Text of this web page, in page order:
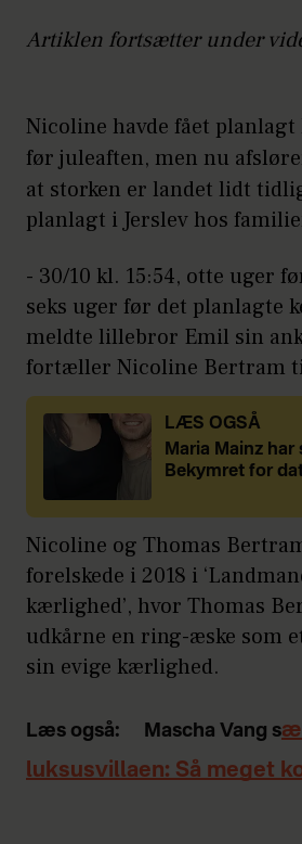
Artiklen fortsætter under
Nicoline havde fået
før juleaften, men nu
at storken er landet lidt
planlagt i Jerslev hos
- 30/10 kl. 15:54, otte uger
seks uger før det planlagte
meldte lillebror Emil sin
fortæller Nicoline Bertram
LÆS OGSÅ
Maria Mainz
Bekymret for
Nicoline og Thomas
forelskede i 2018 i
kærlighed’, hvor Thomas
udkårne en ring-æske som
sin evige kærlighed.
Læs også: Mascha Vang s
luksusvillaen: Så meget